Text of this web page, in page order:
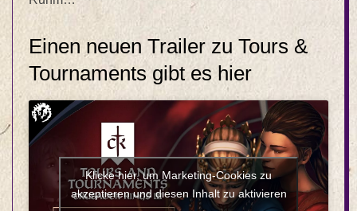
Einen neuen Trailer zu Tours &
Tournaments gibt es hier
Klicke hier, um Marketing-Cookies zu
akzeptieren und diesen Inhalt zu aktivieren